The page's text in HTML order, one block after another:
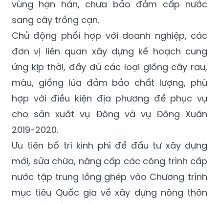
chỉnh mùa vụ, cơ cấu cây trồng phù hợp
theo hướng chuyển đổi diện tích trồng lúa ở
vùng hạn hán, chưa bảo đảm cấp nước
sang cây trồng cạn.
Chủ động phối hợp với doanh nghiệp, các
đơn vị liên quan xây dựng kế hoạch cung
ứng kịp thời, đầy đủ các loại giống cây rau,
màu, giống lúa đảm bảo chất lượng, phù
hợp với điều kiện địa phương để phục vụ
cho sản xuất vụ Đông và vụ Đông Xuân
2019-2020.
Ưu tiên bố trí kinh phí để đầu tư xây dựng
mới, sửa chữa, nâng cấp các công trình cấp